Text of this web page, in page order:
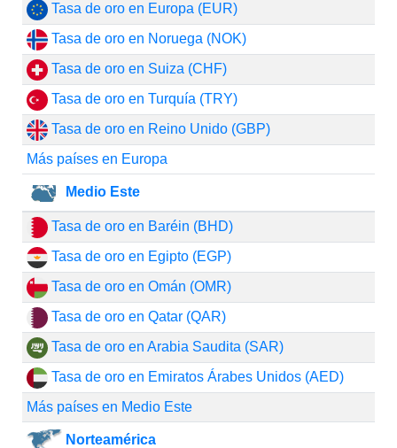
Tasa de oro en Europa (EUR)
Tasa de oro en Noruega (NOK)
Tasa de oro en Suiza (CHF)
Tasa de oro en Turquía (TRY)
Tasa de oro en Reino Unido (GBP)
Más países en Europa
Medio Este
Tasa de oro en Baréin (BHD)
Tasa de oro en Egipto (EGP)
Tasa de oro en Omán (OMR)
Tasa de oro en Qatar (QAR)
Tasa de oro en Arabia Saudita (SAR)
Tasa de oro en Emiratos Árabes Unidos (AED)
Más países en Medio Este
Norteamérica